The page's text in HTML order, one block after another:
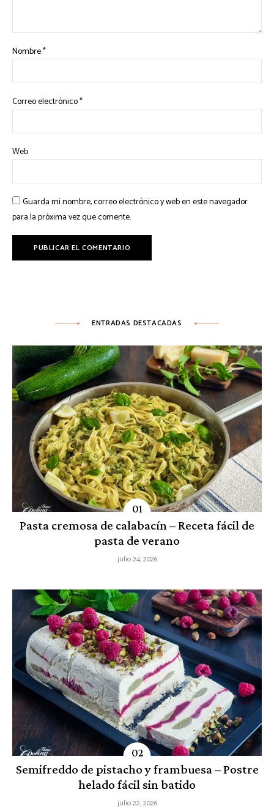
Nombre*
Correo electrónico*
Web
Guarda mi nombre, correo electrónico y web en este navegador
para la próxima vez que comente.
ENTRADAS DESTACADAS
Pasta cremosa de calabacín – Receta fácil de
pasta de verano
julio 24, 2026
Semifreddo de pistacho y frambuesa – Postre
helado fácil sin batido
julio 22, 2026